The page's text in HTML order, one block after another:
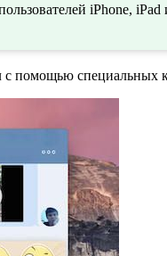
iPhone,
помощью специальных